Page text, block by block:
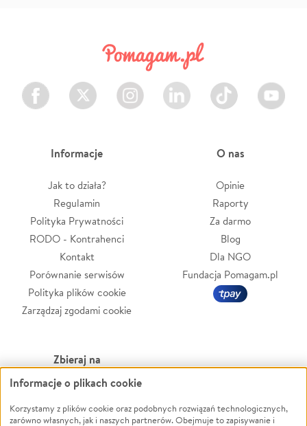
Facebook Twitter Instagram LinkedIn TikTok Youtube
Informacje
Jak to działa?
Regulamin
Polityka Prywatności
RODO - Kontrahenci
Kontakt
Porównanie serwisów
Polityka plików cookie
Zarządzaj zgodami cookie
O nas
Opinie
Raporty
Za darmo
Blog
Dla NGO
Fundacja Pomagam.pl
Zbieraj na
Leczenie
Zwierzęta
Powódź
Informacje o plikach cookie
Korzystamy z plików cookie oraz podobnych rozwiązań technologicznych,
zarówno własnych, jak i naszych partnerów. Obejmuje to zapisywanie i